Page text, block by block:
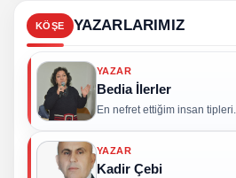
KÖŞE YAZARLARIMIZ
YAZAR
Bedia İlerler
En nefret ettiğim insan tipleri...
YAZAR
Kadir Çebi